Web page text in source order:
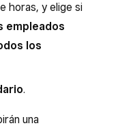
horas, y elige si
empleados
los
.
una